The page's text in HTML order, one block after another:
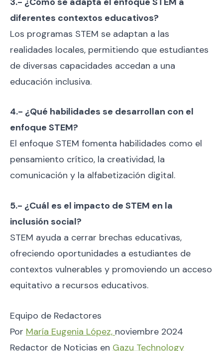
diferentes contextos educativos?
Los programas STEM se adaptan a las
realidades locales, permitiendo que estudiantes
de diversas capacidades accedan a una
educación inclusiva.
4.- ¿Qué habilidades se desarrollan con el
enfoque STEM?
El enfoque STEM fomenta habilidades como el
pensamiento crítico, la creatividad, la
comunicación y la alfabetización digital.
5.- ¿Cuál es el impacto de STEM en la
inclusión social?
STEM ayuda a cerrar brechas educativas,
ofreciendo oportunidades a estudiantes de
contextos vulnerables y promoviendo un acceso
equitativo a recursos educativos.
Equipo de Redactores
Por María Eugenia López, noviembre 2024
Redactor de Noticias en Gazu Technology